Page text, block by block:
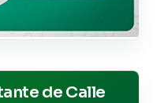
de Calle